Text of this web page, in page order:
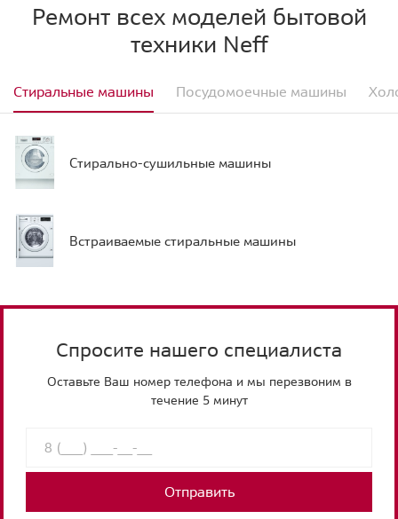
Ремонт всех моделей бытовой
техники Neff
Стиральные машины Посудомоечные машины
Стирально-сушильные машины
Встраиваемые стиральные машины
Спросите нашего специалиста
Оставьте Ваш номер телефона и мы перезвоним в
течение 5 минут
Отправить